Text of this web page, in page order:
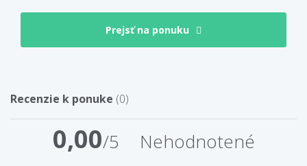
Prejsť na ponuku
Recenzie k ponuke (0)
0,00/5 Nehodnotené